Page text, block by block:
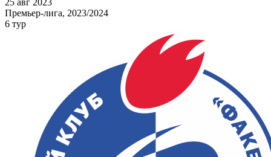
25 авг 2023
Премьер-лига, 2023/2024
6 тур